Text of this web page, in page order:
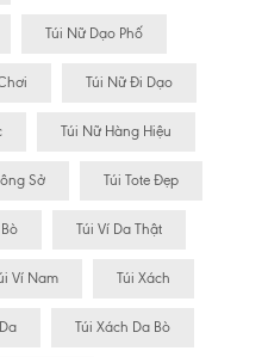
Túi Nữ Dạo Phố
Túi Nữ Đi Dạo
Túi Nữ Hàng Hiệu
Sở Túi Tote Đẹp
Túi Ví Da Thật
Ví Nam Túi Xách
Túi Xách Da Bò